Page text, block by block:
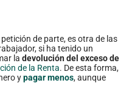
de parte, es otra de las
si ha tenido un
la devolución del exceso de
de la Renta. De esta forma,
ypagar menos, aunque